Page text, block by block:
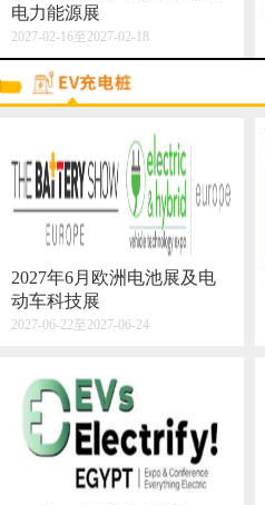
电力能源展
2027-02-16至2027-02-18
2027年6月欧洲电池展及电
动车科技展
2027-06-22至2027-06-24